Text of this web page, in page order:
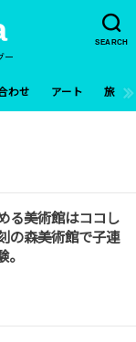
SEARCH
ー
わせ アート 旅
る美術館はココし
の森美術館で子連
。